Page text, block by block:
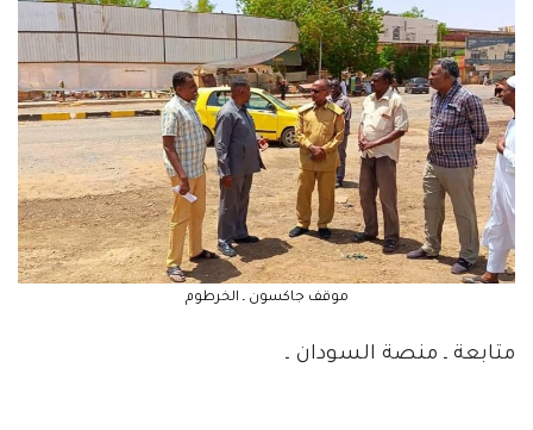
موقف جاكسون ـ الخرطوم
متابعة ـ منصة السودان ـ